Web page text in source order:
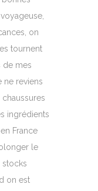
on
tournent
de mes
ne reviens
ingrédients
France
le
stocks
on est